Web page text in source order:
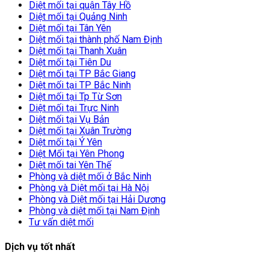
Diệt mối tại quận Tây Hồ
Diệt mối tại Quảng Ninh
Diệt mối tại Tân Yên
Diệt mối tại thành phố Nam Định
Diệt mối tại Thanh Xuân
Diệt mối tại Tiên Du
Diệt mối tại TP Bắc Giang
Diệt mối tại TP Bắc Ninh
Diệt mối tại Tp Từ Sơn
Diệt mối tại Trực Ninh
Diệt mối tại Vụ Bản
Diệt mối tại Xuân Trường
Diệt mối tại Ý Yên
Diệt Mối tại Yên Phong
Diệt mối tai Yên Thế
Phòng và diệt mối ở Bắc Ninh
Phòng và Diệt mối tại Hà Nội
Phòng và Diệt mối tại Hải Dương
Phòng và diệt mối tại Nam Định
Tư vấn diệt mối
Dịch vụ tốt nhất